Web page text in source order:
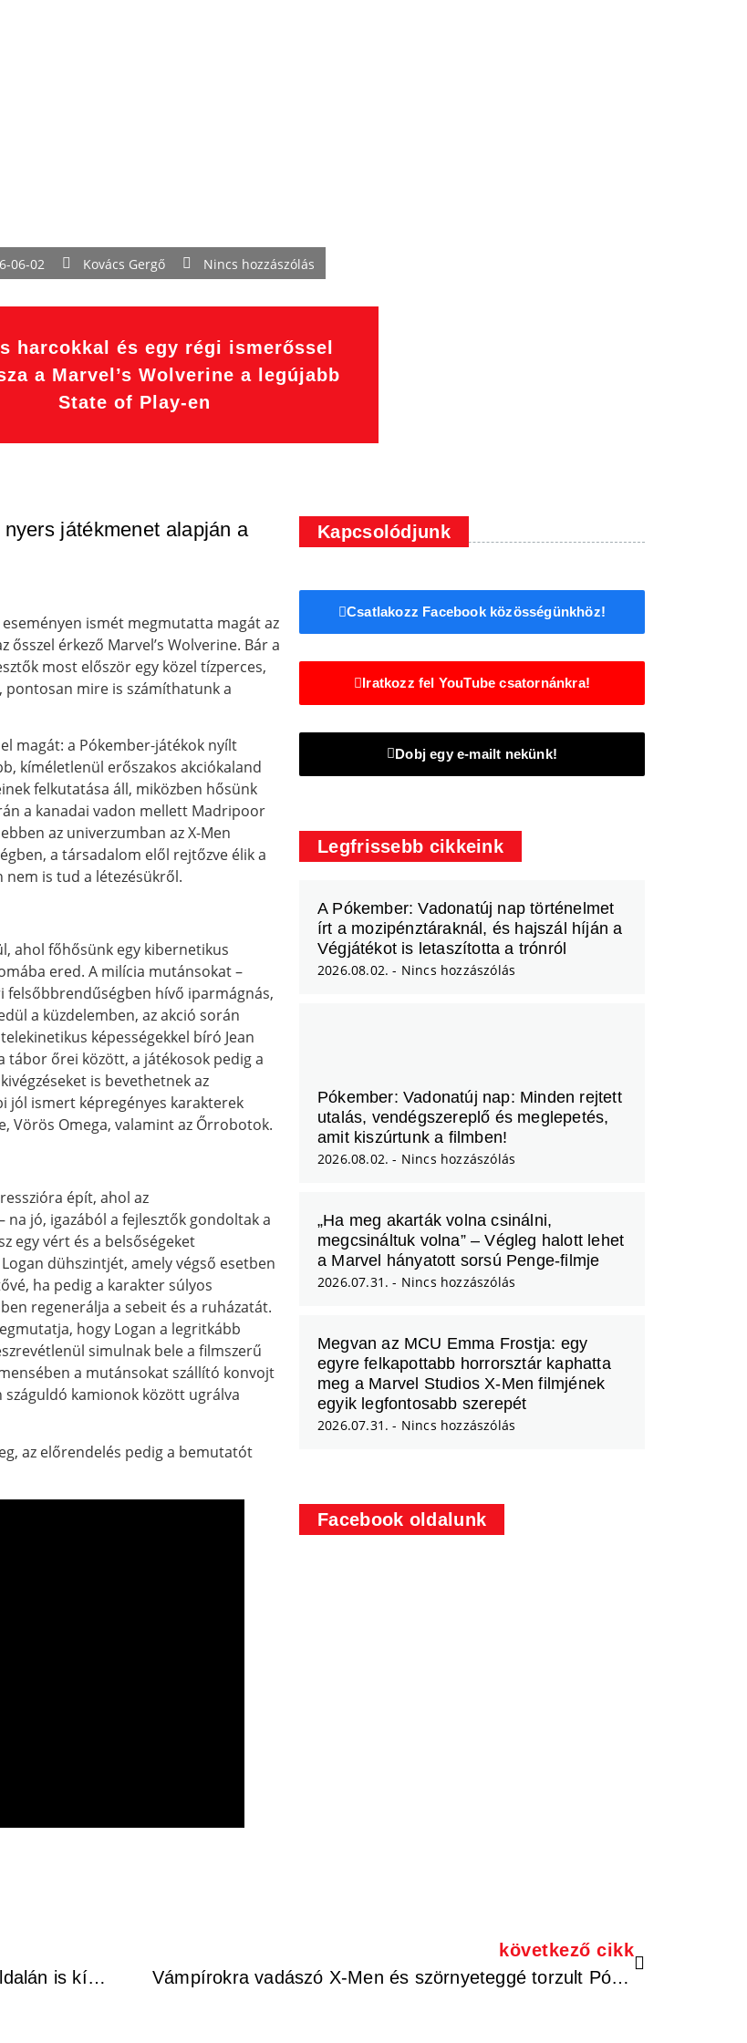
06-02 Kovács Gergő Nincs hozzászólás
harcokkal és egy régi ismerőssel
a Marvel’s Wolverine a legújabb
State of Play-en
játékmenet alapján a
ismét megmutatta magát az
érkező Marvel’s Wolverine. Bár a
most először egy közel tízperces,
mire is számíthatunk a
magát: a Pókember-játékok nyílt
kíméletlenül erőszakos akciókaland
felkutatása áll, miközben hősünk
a kanadai vadon mellett Madripoor
az univerzumban az X-Men
a társadalom elől rejtőzve élik a
nem is tud a létezésükről.
ahol főhősünk egy kibernetikus
ered. A milícia mutánsokat –
felsőbbrendűségben hívő iparmágnás,
a küzdelemben, az akció során
képességekkel bíró Jean
tábor őrei között, a játékosok pedig a
is bevethetnek az
jól ismert képregényes karakterek
Vörös Omega, valamint az Őrrobotok.
épít, ahol az
jó, igazából a fejlesztők gondoltak a
egy vért és a belsőségeket
dühszintjét, amely végső esetben
ha pedig a karakter súlyos
regenerálja a sebeit és a ruházatát.
hogy Logan a legritkább
simulnak bele a filmszerű
a mutánsokat szállító konvojt
kamionok között ugrálva
az előrendelés pedig a bemutatót
Kapcsolódjunk
Csatlakozz Facebook közösségünkhöz!
Iratkozz fel YouTube csatornánkra!
Dobj egy e-mailt nekünk!
Legfrissebb cikkeink
A Pókember: Vadonatúj nap történelmet
írt a mozipénztáraknál, és hajszál híján a
Végjátékot is letaszította a trónról
2026.08.02. Nincs hozzászólás
Pókember: Vadonatúj nap: Minden rejtett
utalás, vendégszereplő és meglepetés,
amit kiszúrtunk a filmben!
2026.08.02. Nincs hozzászólás
„Ha meg akarták volna csinálni,
megcsináltuk volna” – Végleg halott lehet
a Marvel hányatott sorsú Penge-filmje
2026.07.31. Nincs hozzászólás
Megvan az MCU Emma Frostja: egy
egyre felkapottabb horrorsztár kaphatta
meg a Marvel Studios X-Men filmjének
egyik legfontosabb szerepét
2026.07.31. Nincs hozzászólás
Facebook oldalunk
Jon Bernthal szerint a Megtorló Pókember oldalán is kíméletlenül hű marad önmagához
következő cikk
Vámpírokra vadászó X-Men és szörnyeteggé torzult Pókember hozzák el a rettegést a Marvel új horroruniverzumában